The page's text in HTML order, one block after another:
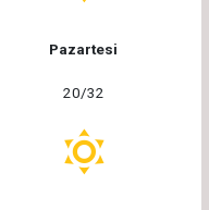
Pazartesi
20/32